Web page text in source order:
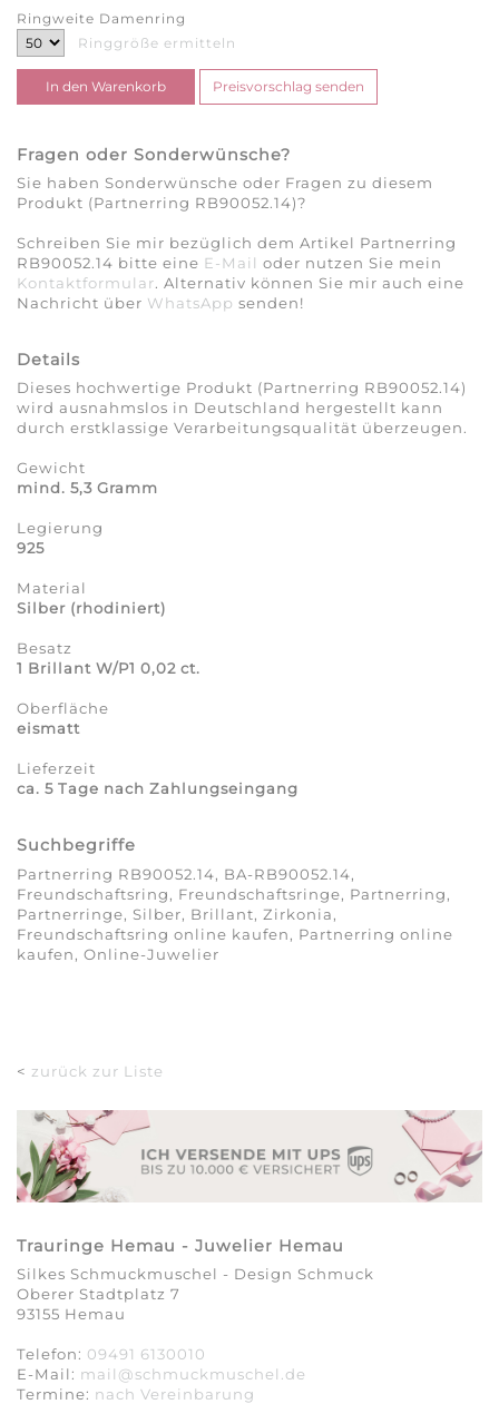
Ringweite Damenring
Ringgröße ermitteln
Fragen oder Sonderwünsche?
Sie haben Sonderwünsche oder Fragen zu diesem
Produkt (Partnerring RB90052.14)?
Schreiben Sie mir bezüglich dem Artikel Partnerring
RB90052.14 bitte eine E-Mail oder nutzen Sie mein
Kontaktformular. Alternativ können Sie mir auch eine
Nachricht über WhatsApp senden!
Details
Dieses hochwertige Produkt (Partnerring RB90052.14)
wird ausnahmslos in Deutschland hergestellt kann
durch erstklassige Verarbeitungsqualität überzeugen.
Gewicht
mind. 5,3 Gramm
Legierung
925
Material
Silber (rhodiniert)
Besatz
1 Brillant W/P1 0,02 ct.
Oberfläche
eismatt
Lieferzeit
ca. 5 Tage nach Zahlungseingang
Suchbegriffe
Partnerring RB90052.14, BA-RB90052.14,
Freundschaftsring, Freundschaftsringe, Partnerring,
Partnerringe, Silber, Brillant, Zirkonia,
Freundschaftsring online kaufen, Partnerring online
kaufen, Online-Juwelier
< zurück zur Liste
Trauringe Hemau - Juwelier Hemau
Silkes Schmuckmuschel - Design Schmuck
Oberer Stadtplatz 7
93155 Hemau
Telefon: 09491 6130010
E-Mail: mail@schmuckmuschel.de
Termine: nach Vereinbarung​​​​​​​